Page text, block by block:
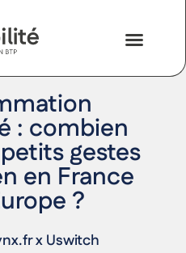
: combien
gestes
en France
?
x Uswitch